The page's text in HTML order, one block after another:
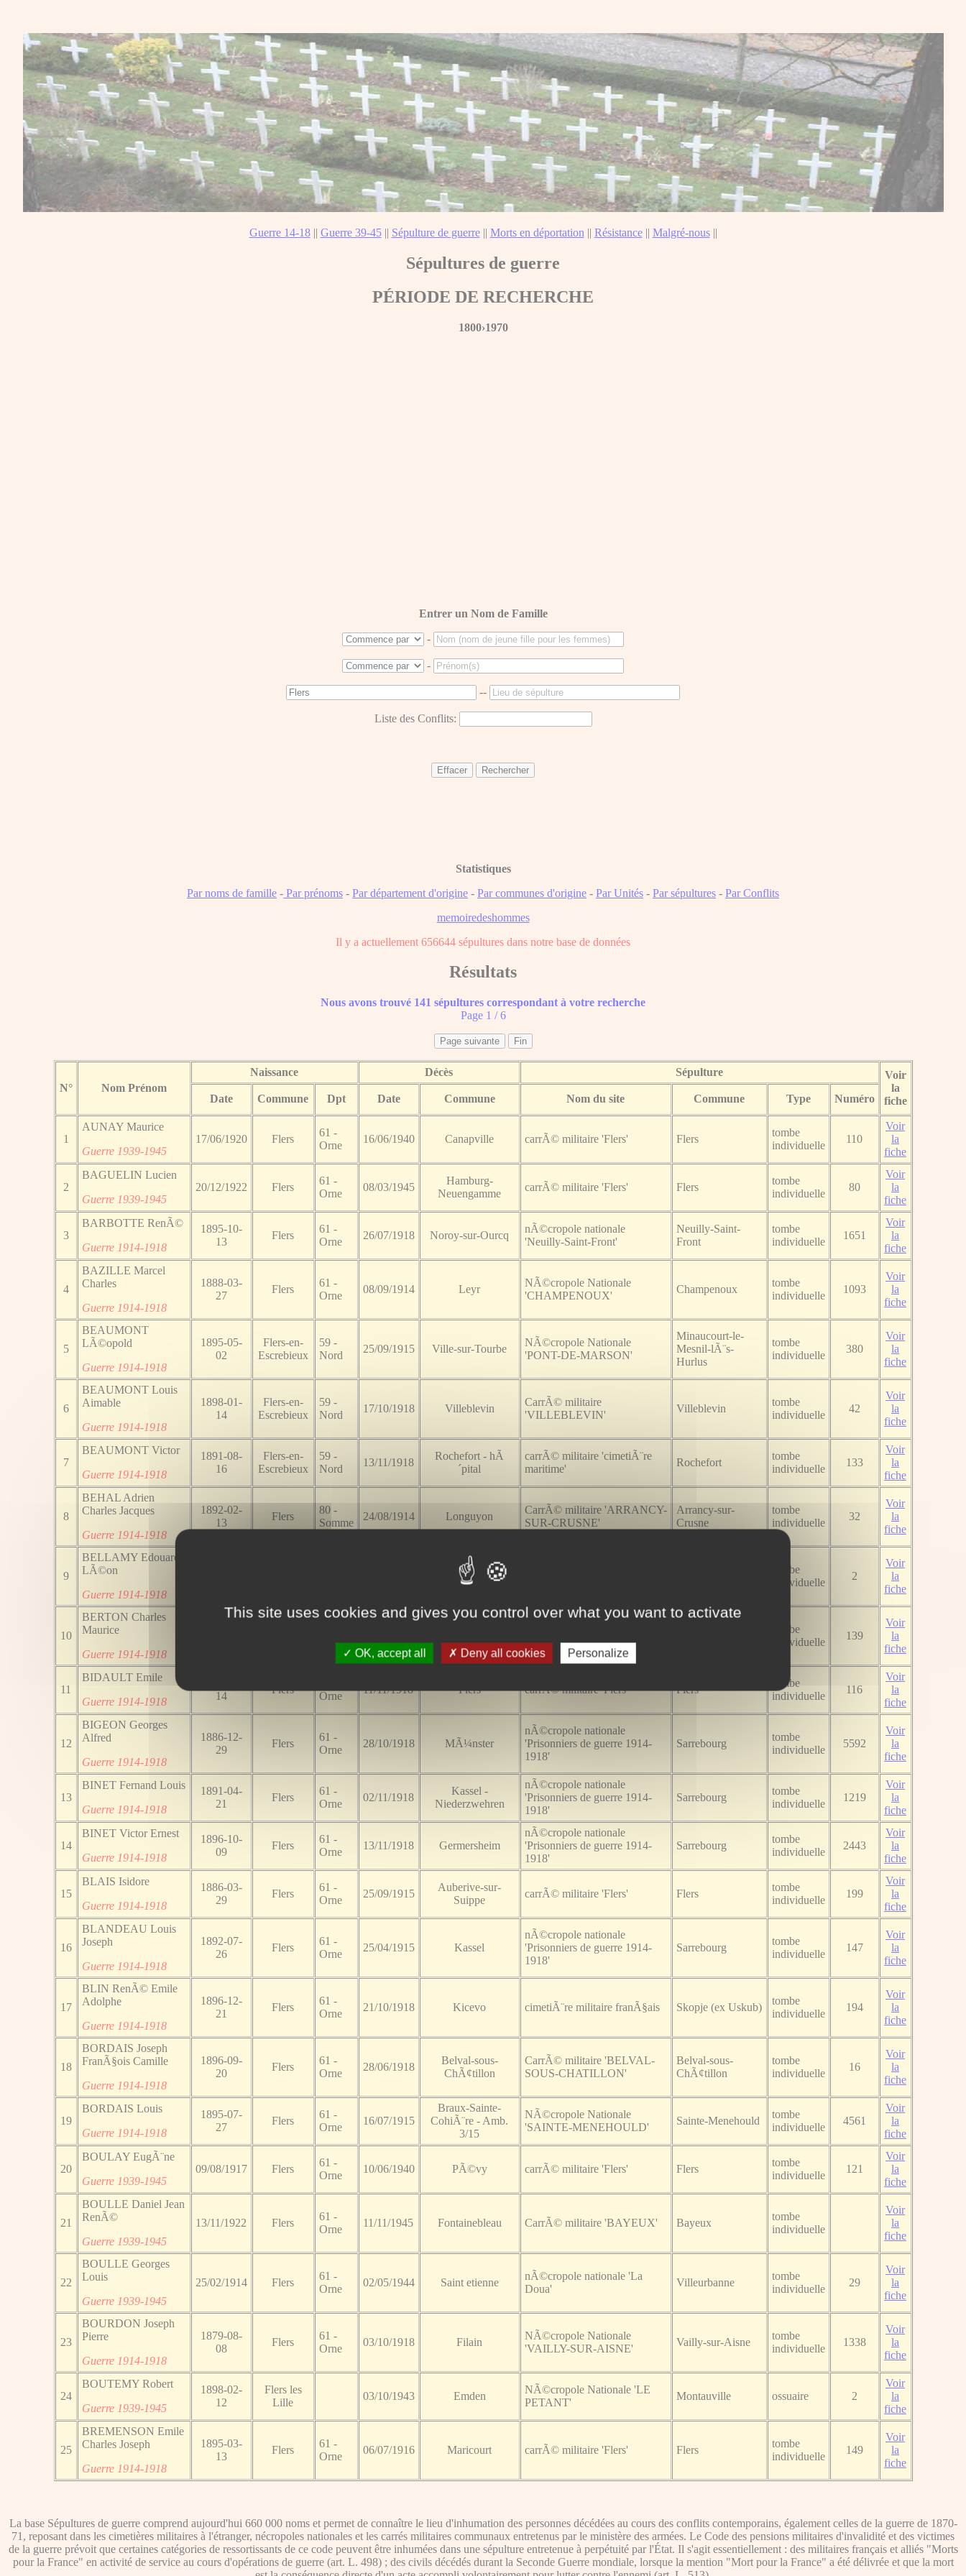
Guerre 14-18|| Guerre 39-45|| Sépulture de guerre|| Morts en déportation || Résistance|| Malgré-nous||
Sépultures de guerre
PÉRIODE DE RECHERCHE
1800›1970
Entrer un Nom de Famille
-
-
--
Liste des Conflits:
Statistiques
Par noms de famille - Par prénoms - Par département d'origine - Par communes d'origine - Par Unités - Par sépultures - Par Conflits
memoiredeshommes
Il y a actuellement 656644 sépultures dans notre base de données
Résultats
Nous avons trouvé 141 sépultures correspondant à votre recherche
Page 1 / 6
N° Nom Prénom
Naissance Décès Sépulture
Voir
la
fiche
Date Commune Dpt Date Commune Nom du site Commune Type Numéro
1
AUNAY Maurice
Guerre 1939-1945
17/06/1920 Flers
61 -
Orne
16/06/1940 Canapville carrÃ© militaire 'Flers' Flers
tombe
individuelle
110
Voir
la
fiche
2
BAGUELIN Lucien
Guerre 1939-1945
20/12/1922 Flers
61 -
Orne
08/03/1945
Hamburg-
Neuengamme
carrÃ© militaire 'Flers' Flers
tombe
individuelle
80
Voir
la
fiche
3
BARBOTTE RenÃ©
Guerre 1914-1918
1895-10-
13
Flers
61 -
Orne
26/07/1918 Noroy-sur-Ourcq
nÃ©cropole nationale
'Neuilly-Saint-Front'
Neuilly-Saint-
Front
tombe
individuelle
1651
Voir
la
fiche
4
BAZILLE Marcel
Charles
Guerre 1914-1918
1888-03-
27
Flers
61 -
Orne
08/09/1914 Leyr
NÃ©cropole Nationale
'CHAMPENOUX'
Champenoux
tombe
individuelle
1093
Voir
la
fiche
5
BEAUMONT
LÃ©opold
Guerre 1914-1918
1895-05-
02
Flers-en-
Escrebieux
59 -
Nord
25/09/1915 Ville-sur-Tourbe
NÃ©cropole Nationale
'PONT-DE-MARSON'
Minaucourt-le-
Mesnil-lÃ¨s-
Hurlus
tombe
individuelle
380
Voir
la
fiche
6
BEAUMONT Louis
Aimable
Guerre 1914-1918
1898-01-
14
Flers-en-
Escrebieux
59 -
Nord
17/10/1918 Villeblevin
CarrÃ© militaire
'VILLEBLEVIN'
Villeblevin
tombe
individuelle
42
Voir
la
fiche
7
BEAUMONT Victor
Guerre 1914-1918
1891-08-
16
Flers-en-
Escrebieux
59 -
Nord
13/11/1918
Rochefort - hÃ
´pital
carrÃ© militaire 'cimetiÃ¨re
maritime'
Rochefort
tombe
individuelle
133
Voir
la
fiche
8
BEHAL Adrien
Charles Jacques
Guerre 1914-1918
1892-02-
13
Flers
80 -
Somme
24/08/1914 Longuyon
CarrÃ© militaire 'ARRANCY-
SUR-CRUSNE'
Arrancy-sur-
Crusne
tombe
individuelle
32
Voir
la
fiche
9
BELLAMY Edouard
LÃ©on
Guerre 1914-1918
Nantes - hÃ´pital
Broussais
tombe
individuelle
2
Voir
la
fiche
10
BERTON Charles
Maurice
Guerre 1914-1918
Orne
tombe
individuelle
139
Voir
la
fiche
11
BIDAULT Emile
Guerre 1914-1918
14
Flers
Orne
11/11/1918 Flers carrÃ© militaire 'Flers' Flers
tombe
individuelle
116
Voir
la
fiche
12
BIGEON Georges
Alfred
Guerre 1914-1918
1886-12-
29
Flers
61 -
Orne
28/10/1918 MÃ¼nster
nÃ©cropole nationale
'Prisonniers de guerre 1914-
1918'
Sarrebourg
tombe
individuelle
5592
Voir
la
fiche
13
BINET Fernand Louis
Guerre 1914-1918
1891-04-
21
Flers
61 -
Orne
02/11/1918
Kassel -
Niederzwehren
nÃ©cropole nationale
'Prisonniers de guerre 1914-
1918'
Sarrebourg
tombe
individuelle
1219
Voir
la
fiche
14
BINET Victor Ernest
Guerre 1914-1918
1896-10-
09
Flers
61 -
Orne
13/11/1918 Germersheim
nÃ©cropole nationale
'Prisonniers de guerre 1914-
1918'
Sarrebourg
tombe
individuelle
2443
Voir
la
fiche
15
BLAIS Isidore
Guerre 1914-1918
1886-03-
29
Flers
61 -
Orne
25/09/1915
Auberive-sur-
Suippe
carrÃ© militaire 'Flers' Flers
tombe
individuelle
199
Voir
la
fiche
16
BLANDEAU Louis
Joseph
Guerre 1914-1918
1892-07-
26
Flers
61 -
Orne
25/04/1915 Kassel
nÃ©cropole nationale
'Prisonniers de guerre 1914-
1918'
Sarrebourg
tombe
individuelle
147
Voir
la
fiche
17
BLIN RenÃ© Emile
Adolphe
Guerre 1914-1918
1896-12-
21
Flers
61 -
Orne
21/10/1918 Kicevo cimetiÃ¨re militaire franÃ§ais Skopje (ex Uskub)
tombe
individuelle
194
Voir
la
fiche
18
BORDAIS Joseph
FranÃ§ois Camille
Guerre 1914-1918
1896-09-
20
Flers
61 -
Orne
28/06/1918
Belval-sous-
ChÃ¢tillon
CarrÃ© militaire 'BELVAL-
SOUS-CHATILLON'
Belval-sous-
ChÃ¢tillon
tombe
individuelle
16
Voir
la
fiche
19
BORDAIS Louis
Guerre 1914-1918
1895-07-
27
Flers
61 -
Orne
16/07/1915
Braux-Sainte-
CohiÃ¨re - Amb.
3/15
NÃ©cropole Nationale
'SAINTE-MENEHOULD'
Sainte-Menehould
tombe
individuelle
4561
Voir
la
fiche
20
BOULAY EugÃ¨ne
Guerre 1939-1945
09/08/1917 Flers
61 -
Orne
10/06/1940 PÃ©vy carrÃ© militaire 'Flers' Flers
tombe
individuelle
121
Voir
la
fiche
21
BOULLE Daniel Jean
RenÃ©
Guerre 1939-1945
13/11/1922 Flers
61 -
Orne
11/11/1945 Fontainebleau CarrÃ© militaire 'BAYEUX' Bayeux
tombe
individuelle
Voir
la
fiche
22
BOULLE Georges
Louis
Guerre 1939-1945
25/02/1914 Flers
61 -
Orne
02/05/1944 Saint etienne
nÃ©cropole nationale 'La
Doua'
Villeurbanne
tombe
individuelle
29
Voir
la
fiche
23
BOURDON Joseph
Pierre
Guerre 1914-1918
1879-08-
08
Flers
61 -
Orne
03/10/1918 Filain
NÃ©cropole Nationale
'VAILLY-SUR-AISNE'
Vailly-sur-Aisne
tombe
individuelle
1338
Voir
la
fiche
24
BOUTEMY Robert
Guerre 1939-1945
1898-02-
12
Flers les
Lille
03/10/1943 Emden
NÃ©cropole Nationale 'LE
PETANT'
Montauville ossuaire 2
Voir
la
fiche
25
BREMENSON Emile
Charles Joseph
Guerre 1914-1918
1895-03-
13
Flers
61 -
Orne
06/07/1916 Maricourt carrÃ© militaire 'Flers' Flers
tombe
individuelle
149
Voir
la
fiche
La base Sépultures de guerre comprend aujourd'hui 660 000 noms et permet de connaître le lieu d'inhumation des personnes décédées au cours des conflits contemporains, également celles de la guerre de 1870-
71, reposant dans les cimetières militaires à l'étranger, nécropoles nationales et les carrés militaires communaux entretenus par le ministère des armées. Le Code des pensions militaires d'invalidité et des victimes
de la guerre prévoit que certaines catégories de ressortissants de ce code peuvent être inhumées dans une sépulture entretenue à perpétuité par l'État. Il s'agit essentiellement : des militaires français et alliés "Morts
pour la France" en activité de service au cours d'opérations de guerre (art. L. 498) ; des civils décédés durant la Seconde Guerre mondiale, lorsque la mention "Mort pour la France" a été délivrée et que la mort
This site uses cookies and gives you control over what you want to activate
OK, accept all Deny all cookies Personalize